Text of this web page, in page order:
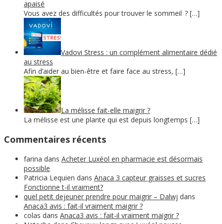
apaisé
Vous avez des difficultés pour trouver le sommeil ? […]
Vadovi Stress : un complément alimentaire dédié
au stress
Afin d’aider au bien-être et faire face au stress, […]
La mélisse fait-elle maigrir ?
La mélisse est une plante qui est depuis longtemps […]
Commentaires récents
farina dans Acheter Luxéol en pharmacie est désormais
possible
Patricia Lequien dans Anaca 3 capteur graisses et sucres
Fonctionne t-il vraiment?
quel petit dejeuner prendre pour maigrir – Dalwj dans
Anaca3 avis : fait-il vraiment maigrir ?
colas dans Anaca3 avis : fait-il vraiment maigrir ?